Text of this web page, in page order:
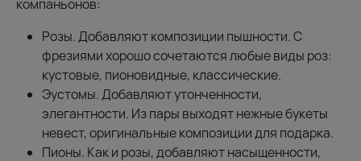
компаньонов:
Розы. Добавляют композиции пышности. С
фрезиями хорошо сочетаются любые виды роз:
кустовые, пионовидные, классические.
Эустомы. Добавляют утонченности,
элегантности. Из пары выходят нежные букеты
невест, оригинальные композиции для подарка.
Пионы. Как и розы, добавляют насыщенности,